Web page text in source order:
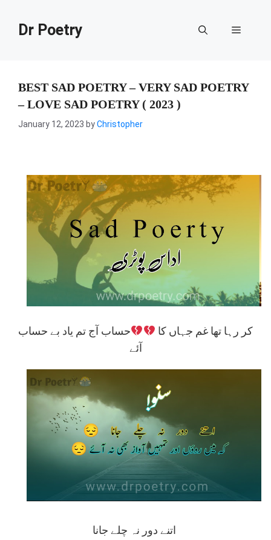
contentDr Poetry Menu
BEST SAD POETRY – VERY SAD POETRY
– LOVE SAD POETRY ( 2023 )
January 12, 2023 byChristopher
کر رہا تھا غم جہاں کا
حساب آج تم یاد بے حساب
آئے